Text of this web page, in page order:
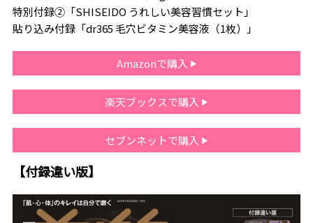
特別付録②「SHISEIDO うれしい美容習慣セット」
貼り込み付録「dr365 毛穴ビタミン美容液（1枚）」
Amazonで購入
楽天ブックスで購入
セブンネットで購入
【付録違い版】